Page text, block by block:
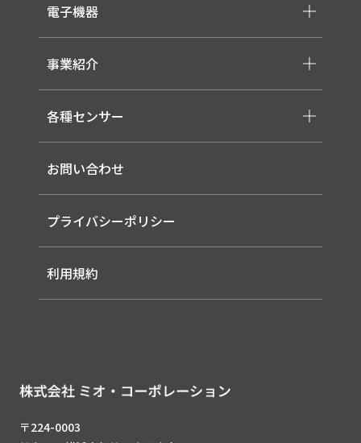
〒224-0003
-ケーブル・ハーネス・FFC
-医療用 ACアダプター
-各種モジュール
-取り扱いメーカー一覧
電子機器
-低温用LED照明
-直管形LEDランプ
-高天井LED
-LED信号灯
-ソーラー式LED 照明灯
-ルーター（LTE / Wi-Fiルーター）
事業紹介
-サービス概要
-事業領域
-EMS
各種センサー
-バイタルセンサー
-AIセンサー
お問い合わせ
プライバシーポリシー
利用規約